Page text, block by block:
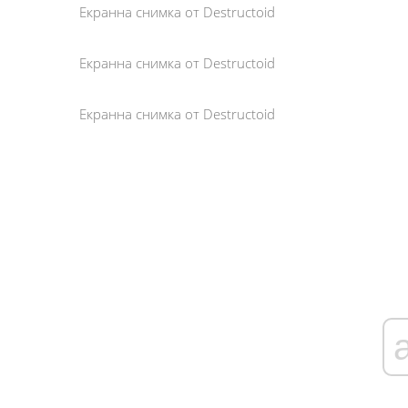
Екранна снимка от Destructoid
Екранна снимка от Destructoid
Екранна снимка от Destructoid